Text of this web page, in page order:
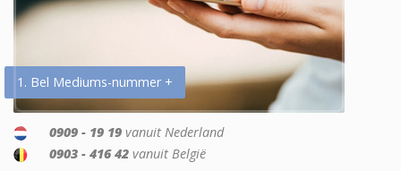
1. Bel Mediums-nummer +
0909 - 19 19 vanuit Nederland
0903 - 416 42 vanuit België